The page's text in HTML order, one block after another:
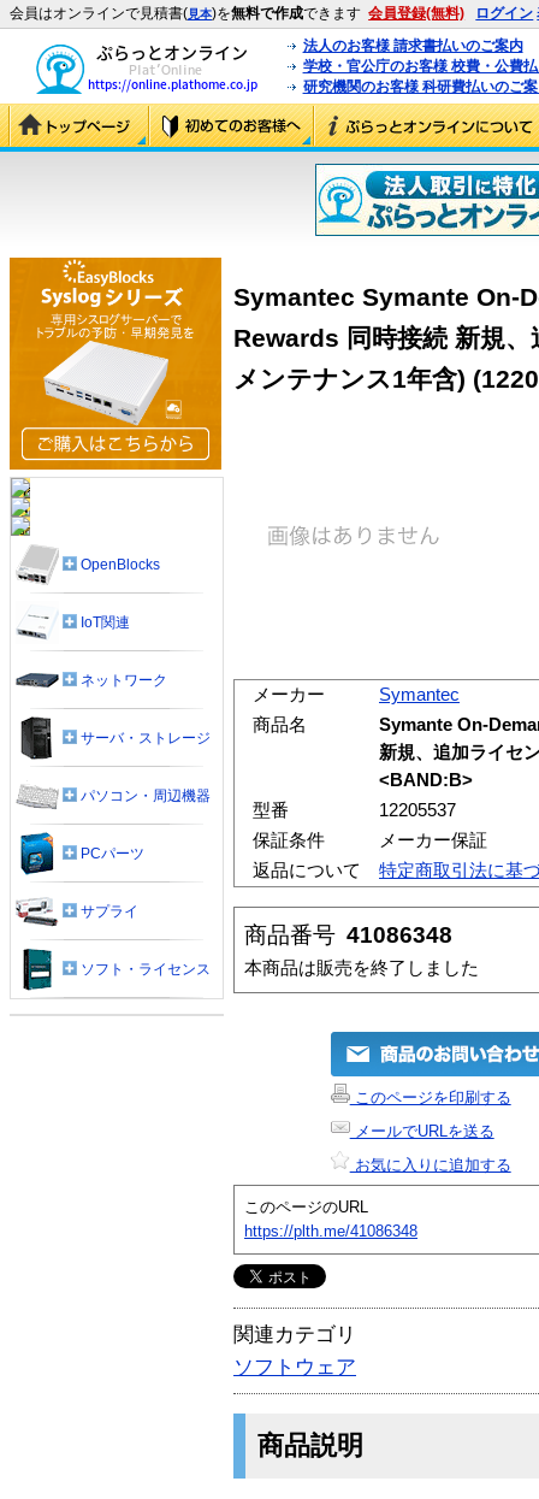
会員はオンラインで見積書(見本)を無料で作成できます 会員登録(無料) ログイン
法人のお客様 請求書払いのご案内
学校・官公庁のお客様 校費・公費
研究機関のお客様 科研費払いのご
Symantec Symante On-
Rewards 同時接続 新規
メンテナンス1年含)
メーカー
Symantec
商品名
Symante On-
新規、追加ライセ
<BAND:B>
型番
12205537
保証条件
メーカー保証
返品について
特定商取引法に基
商品番号 41086348
本商品は販売を終了しました
このページを印刷する
メールでURLを送る
お気に入りに追加する
このページのURL
https://plth.me/41086348
関連カテゴリ
ソフトウェア
商品説明
OpenBlocks
IoT関連
ネットワーク
サーバ・ストレージ
パソコン・周辺機器
PCパーツ
サプライ
ソフト・ライセンス